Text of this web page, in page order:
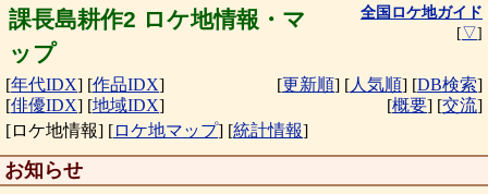
課長島耕作2 ロケ地情報・マ
ップ
全国ロケ地ガイド
[▽]
[年代IDX] [作品IDX]
[俳優IDX] [地域IDX]
[更新順] [人気順] [DB検索]
[概要] [交流]
[ロケ地情報] [ロケ地マップ] [統計情報]
お知らせ